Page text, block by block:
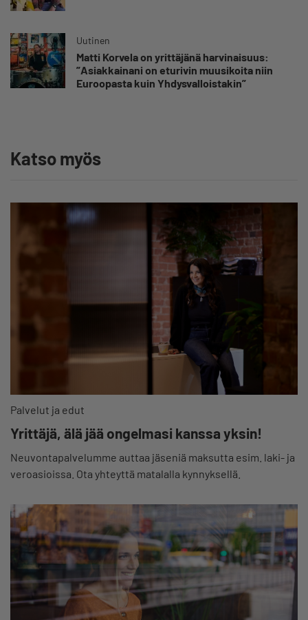
Uutinen
Matti Korvela on yrittäjänä harvinaisuus:
”Asiakkainani on eturivin muusikoita niin
Euroopasta kuin Yhdysvalloistakin”
Katso myös
Palvelut ja edut
Yrittäjä, älä jää ongelmasi kanssa yksin!
Neuvontapalvelumme auttaa jäseniä maksutta esim. laki- ja
veroasioissa. Ota yhteyttä matalalla kynnyksellä.